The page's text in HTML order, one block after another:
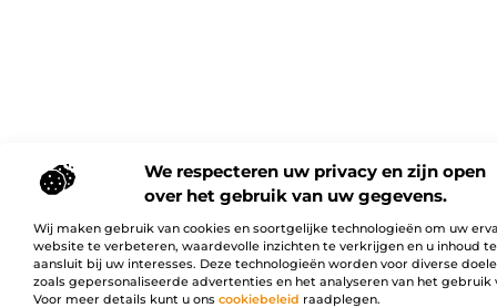
We respecteren uw privacy en zijn open
over het gebruik van uw gegevens.
Wij maken gebruik van cookies en soortgelijke technologieën om uw
website te verbeteren, waardevolle inzichten te verkrijgen en u inhoud
aansluit bij uw interesses. Deze technologieën worden voor diverse
zoals gepersonaliseerde advertenties en het analyseren van het gebruik
Voor meer details kunt u ons cookiebeleid raadplegen.